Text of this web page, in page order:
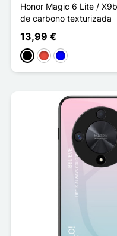
Honor Magic 6 Lite /
de carbono texturizada
13,99 €
NegroRojoAzul